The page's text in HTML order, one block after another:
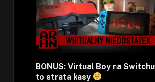
BONUS: Virtual Boy na Switchu
to strata kasy